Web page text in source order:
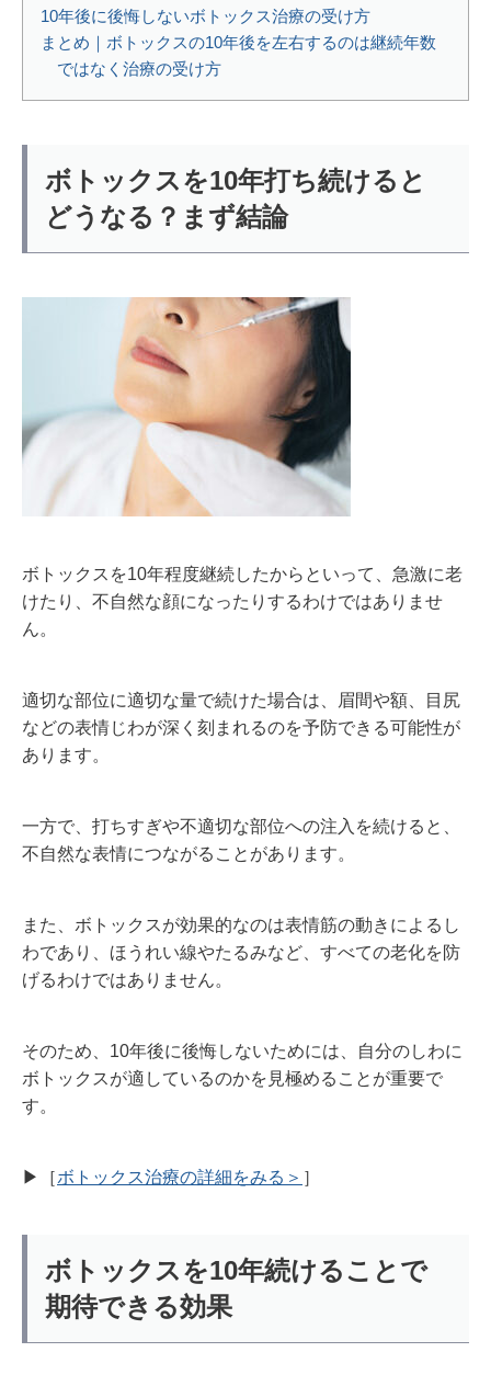
10年後に後悔しないボトックス治療の受け方
まとめ｜ボトックスの10年後を左右するのは継続年数
ではなく治療の受け方
ボトックスを10年打ち続けると
どうなる？まず結論
ボトックスを10年程度継続したからといって、急激に老
けたり、不自然な顔になったりするわけではありませ
ん。
適切な部位に適切な量で続けた場合は、眉間や額、目尻
などの表情じわが深く刻まれるのを予防できる可能性が
あります。
一方で、打ちすぎや不適切な部位への注入を続けると、
不自然な表情につながることがあります。
また、ボトックスが効果的なのは表情筋の動きによるし
わであり、ほうれい線やたるみなど、すべての老化を防
げるわけではありません。
そのため、10年後に後悔しないためには、自分のしわに
ボトックスが適しているのかを見極めることが重要で
す。
▶︎［ボトックス治療の詳細をみる＞ ］
ボトックスを10年続けることで
期待できる効果